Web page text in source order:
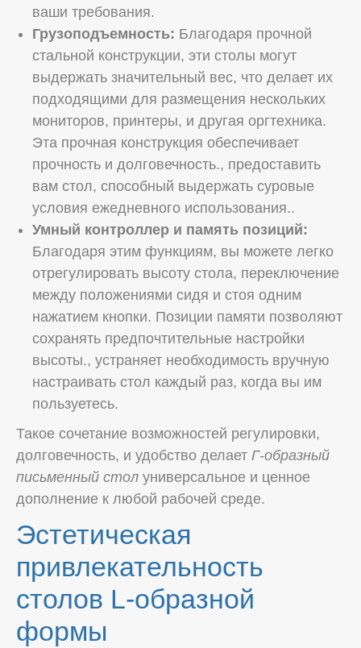
ваши требования.
Грузоподъемность: Благодаря прочной
стальной конструкции, эти столы могут
выдержать значительный вес, что делает их
подходящими для размещения нескольких
мониторов, принтеры, и другая оргтехника.
Эта прочная конструкция обеспечивает
прочность и долговечность., предоставить
вам стол, способный выдержать суровые
условия ежедневного использования..
Умный контроллер и память позиций:
Благодаря этим функциям, вы можете легко
отрегулировать высоту стола, переключение
между положениями сидя и стоя одним
нажатием кнопки. Позиции памяти позволяют
сохранять предпочтительные настройки
высоты., устраняет необходимость вручную
настраивать стол каждый раз, когда вы им
пользуетесь.
Такое сочетание возможностей регулировки,
долговечность, и удобство делает Г-образный
письменный стол универсальное и ценное
дополнение к любой рабочей среде.
Эстетическая
привлекательность
столов L-образной
формы